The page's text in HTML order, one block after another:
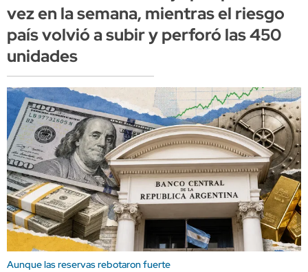
vez en la semana, mientras el riesgo
país volvió a subir y perforó las 450
unidades
Aunque las reservas rebotaron fuerte